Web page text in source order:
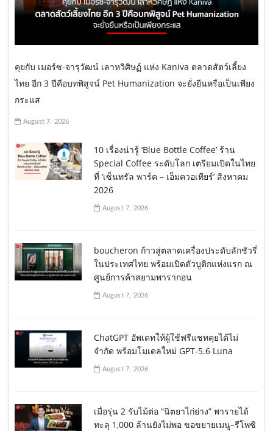
คุยกับ เมอร์ซ-จารุวัฒน์ เลาหวิศิษฏ์ แห่ง Kaniva ตลาดสัตว์เลี้ยง
ไทย อีก 3 ปีคือบทพิสูจน์ Pet Humanization จะยั่งยืนหรือเป็นเพียง
กระแส
August 7, 2026
10 เรื่องน่ารู้ ‘Blue Bottle Coffee’ ร้าน
Special Coffee ระดับโลก เตรียมเปิดในไทย
ที่ ‘เซ็นทรัล พาร์ค – เอ็มควอเทียร์’ สิงหาคม
2026
August 7, 2026
boucheron ก้าวสู่ตลาดเครื่องประดับลักชัวรี่
ในประเทศไทย พร้อมเปิดตัวบูติกแห่งแรก ณ
ศูนย์การค้าสยามพารากอน
August 7, 2026
ChatGPT อัพเดทให้ผู้ใช้ฟรีแชทคุยได้ไม่
จำกัด พร้อมโมเดลใหม่ GPT-5.6 Luna
August 7, 2026
เมื่อรุ่น 2 รับไม้ต่อ “นิตยาไก่ย่าง” พารายได้
ทะลุ 1,000 ล้านยังไม่พอ ขอขยายเมนู–รีโพซิ